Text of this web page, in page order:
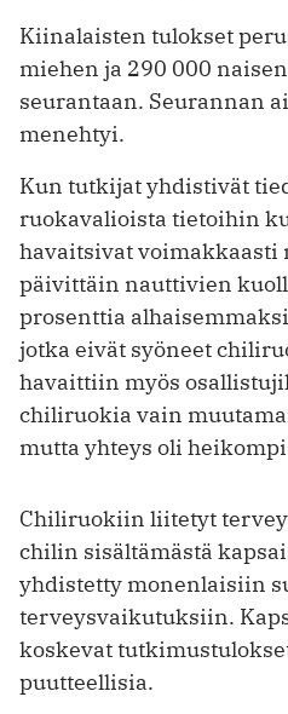
Kiinalaisten tulokset
miehen ja 290 000
seurantaan. Seurannan
menehtyi.
Kun tutkijat yhdistivät
ruokavalioista tietoihin
havaitsivat voimakkaasti
päivittäin nauttivien
prosenttia
jotka eivät syöneet
havaittiin myös
chiliruokia vain
mutta yhteys oli
Chiliruokiin liitetyt
chilin sisältämästä
yhdistetty monenlaisiin
terveysvaikutuksiin.
koskevat
puutteellisia.